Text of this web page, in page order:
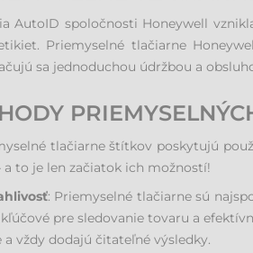
AutoID spoločnosti Honeywell
Priemyselné tlačiarne
sa jednoduchou údržbou a
tlačiarne štítkov poskytujú
a to je len začiatok ich možností!
: Priemyselné tlačiarne sú
pre sledovanie tovaru a
a vždy dodajú čitateľné výsledky.